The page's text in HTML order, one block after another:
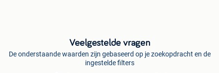
Veelgestelde vragen
De onderstaande waarden zijn gebaseerd op je zoekopdracht en de
ingestelde filters